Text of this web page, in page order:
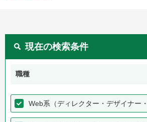
現在の検索条件
職種
Web系（ディレクター・デザイナー